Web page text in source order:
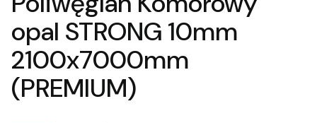
opal STRONG 10mm
2100x7000mm
(PREMIUM)